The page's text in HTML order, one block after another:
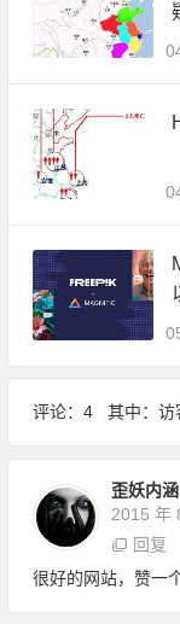
评论：4 其中：
歪妖内
2015 年
回复
很好的网站，赞一